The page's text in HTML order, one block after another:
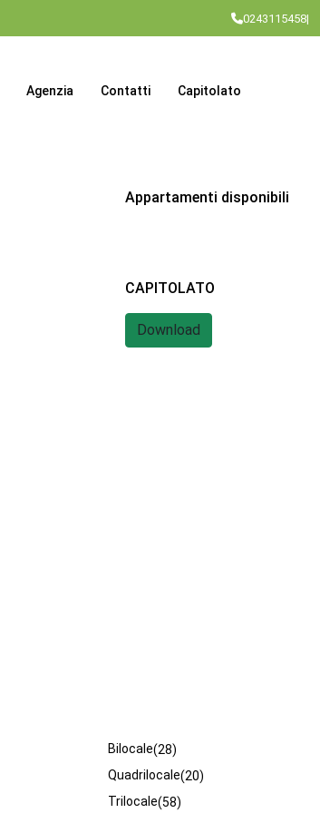
0243115458|
Agenzia Contatti Capitolato
Appartamenti disponibili
CAPITOLATO
Download
Bilocale(28)
Quadrilocale(20)
Trilocale(58)